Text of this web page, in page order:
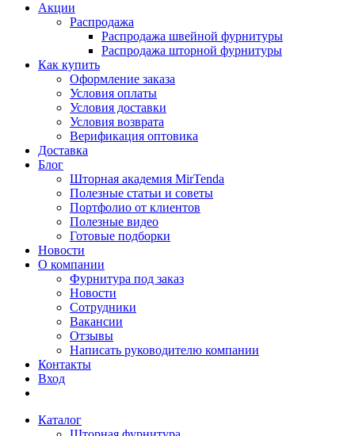
Акции
Распродажа
Распродажа швейной фурнитуры
Распродажа шторной фурнитуры
Как купить
Оформление заказа
Условия оплаты
Условия доставки
Условия возврата
Верификация оптовика
Доставка
Блог
Шторная академия MirTenda
Полезные статьи и советы
Портфолио от клиентов
Полезные видео
Готовые подборки
Новости
О компании
Фурнитура под заказ
Новости
Сотрудники
Вакансии
Отзывы
Написать руководителю компании
Контакты
Вход
Каталог